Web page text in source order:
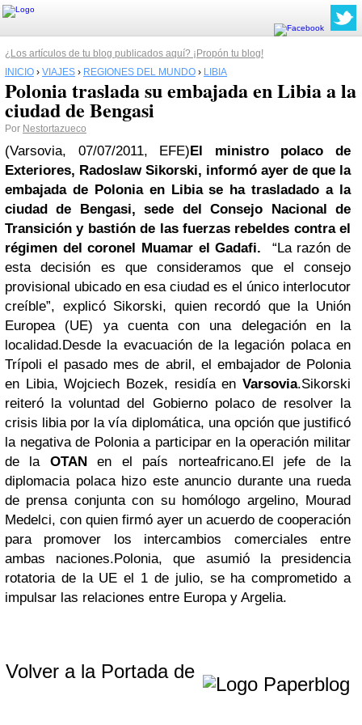
¿Los artículos de tu blog publicados aquí? ¡Propón tu blog!
INICIO › VIAJES › REGIONES DEL MUNDO › LIBIA
Polonia traslada su embajada en Libia a la
ciudad de Bengasi
Por Nestortazueco
(Varsovia, 07/07/2011, EFE)El ministro polaco de
Exteriores, Radoslaw Sikorski, informó ayer de que la
embajada de Polonia en Libiase ha trasladado a la
ciudad de Bengasi, sede del Consejo Nacional de
Transición y bastión de las fuerzas rebeldes contra el
régimen del coronel Muamar elGadafi.
“La razón de
esta decisión es que consideramos que el consejo
provisional ubicado en esa ciudad es el único interlocutor
creíble”, explicó Sikorski, quien recordó que la Unión
Europea (UE) ya cuenta con una delegación en la
localidad.Desde la evacuación de la legación polaca en
Trípoli el pasado mes de abril, el embajador de Polonia
en Libia, Wojciech Bozek, residía en Varsovia.Sikorski
reiteró la voluntad del Gobierno polaco de resolver la
crisis libia por la vía diplomática, una opción que justificó
la negativa de Polonia a participar en la operación militar
de la OTANen el país norteafricano.El jefe de la
diplomacia polaca hizo este anuncio durante una rueda
de prensa conjunta con su homólogo argelino, Mourad
Medelci, con quien firmó ayer un acuerdo de cooperación
para promover los intercambios comerciales entre
ambas naciones.Polonia, que asumió la presidencia
rotatoria de la UE el 1 de julio, se ha comprometido a
impulsar las relaciones entre Europa y Argelia.
Volver a la Portada de